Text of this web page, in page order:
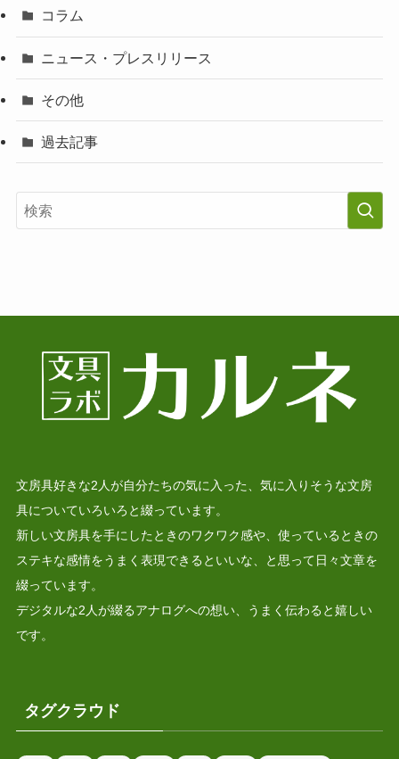
コラム
ニュース・プレスリリース
その他
過去記事
文房具好きな2人が自分たちの気に入った、気に入りそうな文房
具についていろいろと綴っています。
新しい文房具を手にしたときのワクワク感や、使っているときの
ステキな感情をうまく表現できるといいな、と思って日々文章を
綴っています。
デジタルな2人が綴るアナログへの想い、うまく伝わると嬉しい
です。
タグクラウド